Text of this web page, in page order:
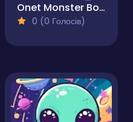
Onet Monster Book
0 (0 Голосів)